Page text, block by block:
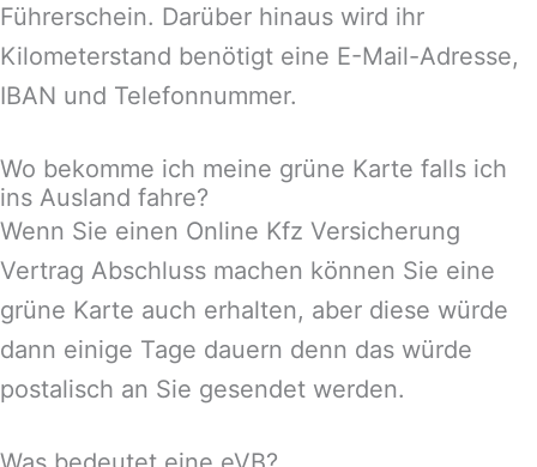
Führerschein. Darüber hinaus wird ihr
Kilometerstand benötigt eine E-Mail-Adresse,
IBAN und Telefonnummer.
Wo bekomme ich meine grüne Karte falls ich
ins Ausland fahre?
Wenn Sie einen Online Kfz Versicherung
Vertrag Abschluss machen können Sie eine
grüne Karte auch erhalten, aber diese würde
dann einige Tage dauern denn das würde
postalisch an Sie gesendet werden.